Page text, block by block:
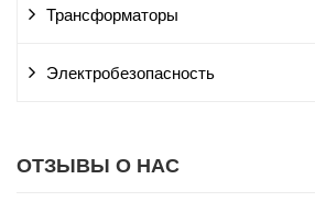
Трансформаторы
Электробезопасность
ОТЗЫВЫ О НАС